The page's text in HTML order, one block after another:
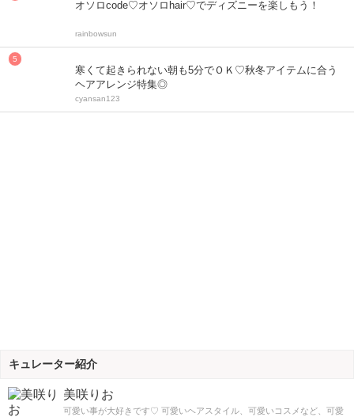
オソロcode♡オソロhair♡でディズニーを楽しもう！
rainbowsun
寒くて起きられない朝も5分でＯＫ♡秋冬アイテムに合う
ヘアアレンジ特集◎
cyansan123
キュレーター紹介
美咲りお
可愛い事が大好きです♡ 可愛いヘアスタイル、可愛いコスメなど、可愛